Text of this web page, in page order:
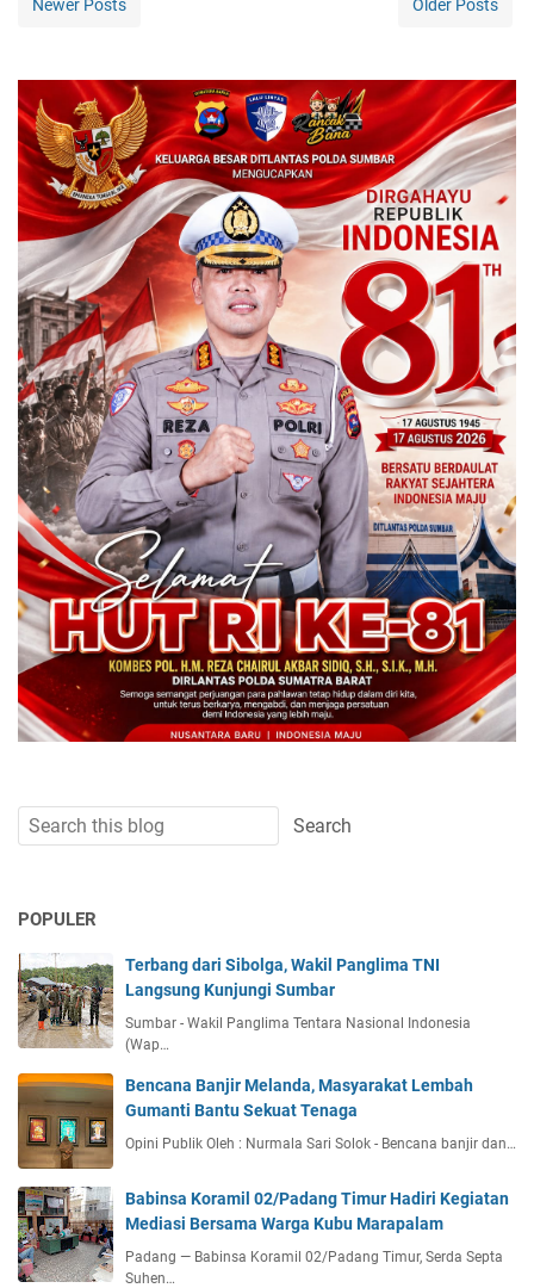
Newer Posts Older Posts
POPULER
Terbang dari Sibolga, Wakil Panglima TNI
Langsung Kunjungi Sumbar
Sumbar - Wakil Panglima Tentara Nasional Indonesia
(Wap…
Bencana Banjir Melanda, Masyarakat Lembah
Gumanti Bantu Sekuat Tenaga
Opini Publik Oleh : Nurmala Sari Solok - Bencana banjir dan…
Babinsa Koramil 02/Padang Timur Hadiri Kegiatan
Mediasi Bersama Warga Kubu Marapalam
Padang — Babinsa Koramil 02/Padang Timur, Serda Septa
Suhen…